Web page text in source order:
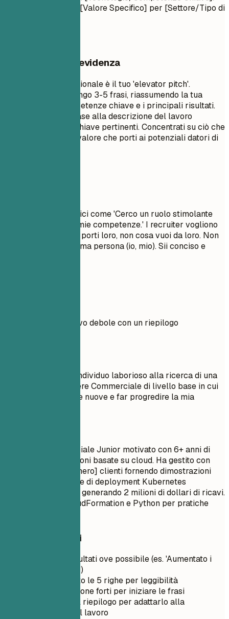
Impegnato a fornire [Valore Specifico] per [Settore/Tipo di
Cosa mettere in evidenza
Un riepilogo professionale è il tuo 'elevator pitch'.
Dovrebbe essere lungo 3-5 frasi, riassumendo la tua
esperienza, le competenze chiave e i principali risultati.
Personalizzalo in base alla descrizione del lavoro
utilizzando parole chiave pertinenti. Concentrati su ciò che
ti rende unico e sul valore che porti ai potenziali datori di
Evita obiettivi generici come 'Cerco un ruolo stimolante
per far crescere le mie competenze.' I recruiter vogliono
sapere quale valore porti loro, non cosa vuoi da loro. Non
usare pronomi di prima persona (io, mio). Sii conciso e
Confronta un obiettivo debole con un riepilogo
Obiettivo: Sono un individuo laborioso alla ricerca di una
posizione di Ingegnere Commerciale di livello base in cui
posso imparare cose nuove e far progredire la mia
Ingegnere Commerciale Junior motivato con 6+ anni di
esperienza in soluzioni basate su cloud. Ha gestito con
successo oltre [Numero] clienti fornendo dimostrazioni
complete di strategie di deployment Kubernetes
nell'ambiente cloud, generando 2 milioni di dollari di ricavi.
Esperto in AWS CloudFormation e Python per pratiche
Consigli rapidi
Quantifica i risultati ove possibile (es. 'Aumentato i
ricavi del 20%')
Mantienilo sotto le 5 righe per leggibilità
Usa verbi d'azione forti per iniziare le frasi
Personalizza il riepilogo per adattarlo alla
descrizione del lavoro